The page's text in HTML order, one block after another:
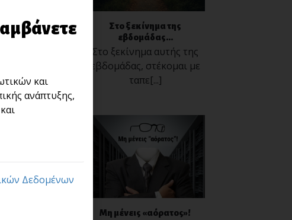
Στο ξεκίνημα της
εβδομάδας...
Στο ξεκίνημα αυτής της
εβδομάδας, στέκομαι με
ταπε[...]
Μη μένεις «αόρατος»!
και
ανάπτυξης,
Δεδομένων